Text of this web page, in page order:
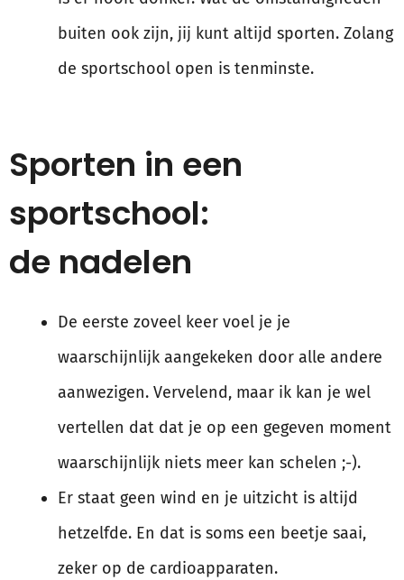
buiten ook zijn, jij kunt altijd sporten. Zolang
de sportschool open is tenminste.
Sporten in een
sportschool:
de nadelen
De eerste zoveel keer voel je je
waarschijnlijk aangekeken door alle andere
aanwezigen. Vervelend, maar ik kan je wel
vertellen dat dat je op een gegeven moment
waarschijnlijk niets meer kan schelen ;-).
Er staat geen wind en je uitzicht is altijd
hetzelfde. En dat is soms een beetje saai,
zeker op de cardioapparaten.